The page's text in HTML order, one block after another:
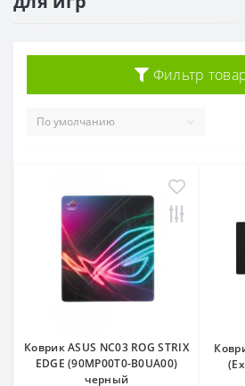
Фильтр
Коврик ASUS NC03 ROG STRIX
EDGE (90MP00T0-B0UA00)
черный